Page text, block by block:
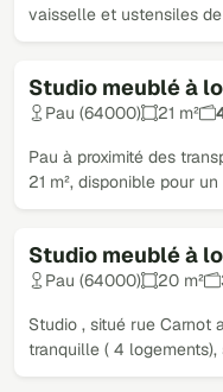
vaisselle et ustensiles
Studio meublé à
Pau (64000) 21 m²
Pau à proximité des
21 m², disponible pour
Studio meublé à
Pau (64000) 20 m²
Studio , situé rue Carnot
tranquille ( 4